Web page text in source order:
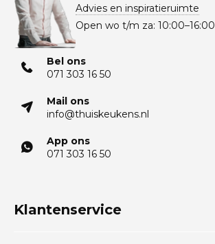
Advies en inspiratieruimte
Open wo t/m za: 10:00–16:00
Bel ons
071 303 16 50
Mail ons
info@thuiskeukens.nl
App ons
071 303 16 50
Klantenservice